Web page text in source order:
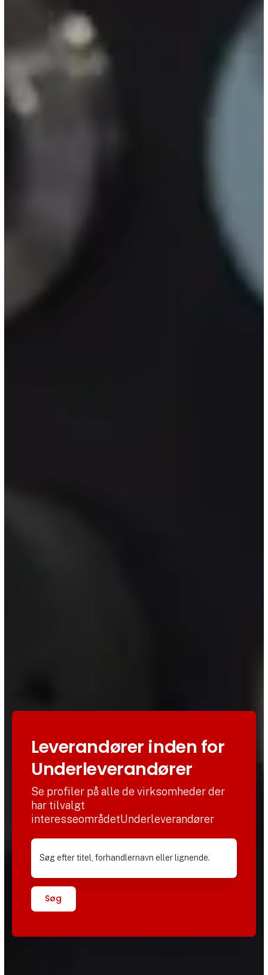
Leverandører inden for
Underleverandører
Se profiler på alle de virksomheder der
har tilvalgt
interesseområdetUnderleverandører
Søg efter titel, forhandlernavn eller lignende.
Søg